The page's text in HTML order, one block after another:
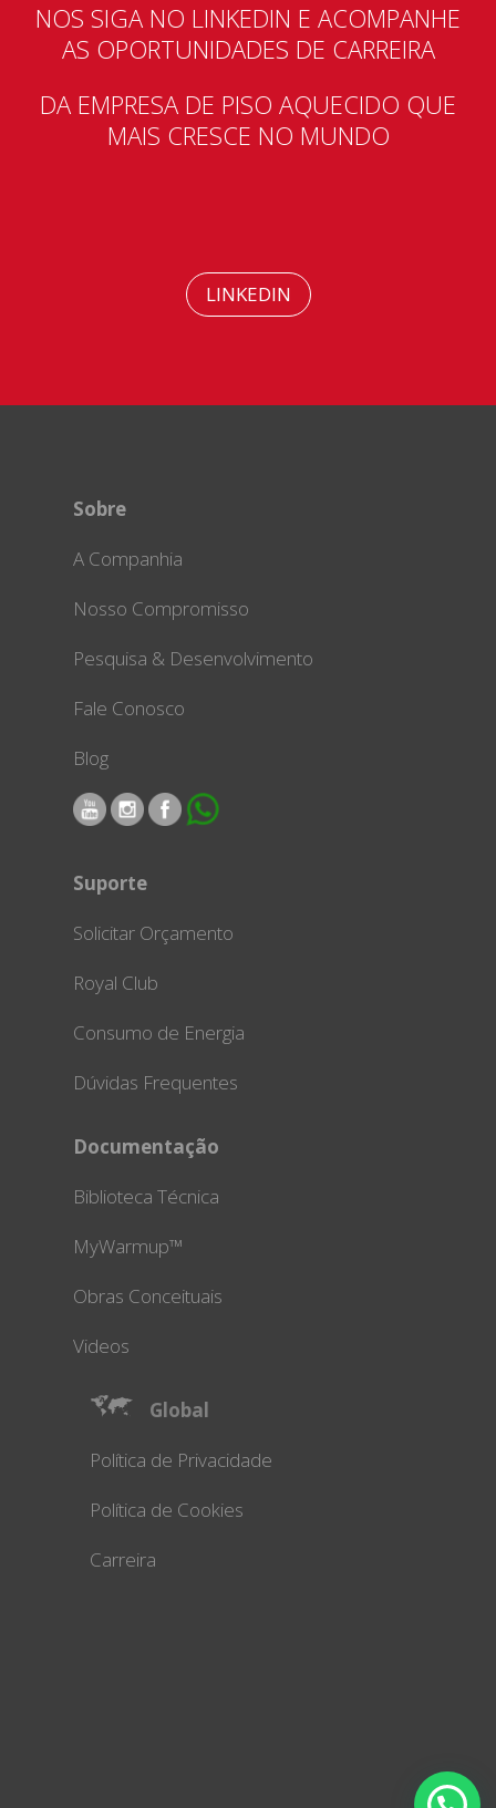
NOS SIGA NO LINKEDIN E ACOMPANHE
AS OPORTUNIDADES DE CARREIRA
DA EMPRESA DE PISO AQUECIDO QUE
MAIS CRESCE NO MUNDO
LINKEDIN
Sobre
A Companhia
Nosso Compromisso
Pesquisa & Desenvolvimento
Fale Conosco
Blog
Suporte
Solicitar Orçamento
Royal Club
Consumo de Energia
Dúvidas Frequentes
Documentação
Biblioteca Técnica
MyWarmup™
Obras Conceituais
Videos
Global
Política de Privacidade
Política de Cookies
Carreira